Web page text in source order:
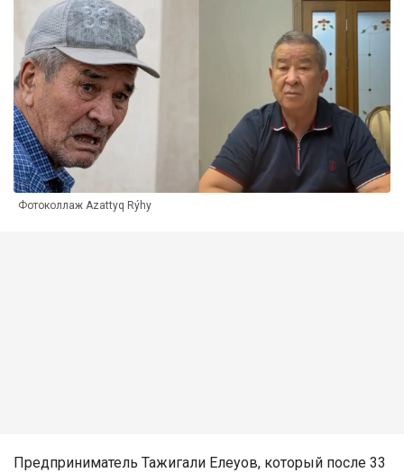
Фотоколлаж Azattyq Rýhy
Предприниматель Тажигали Елеуов, который после 33